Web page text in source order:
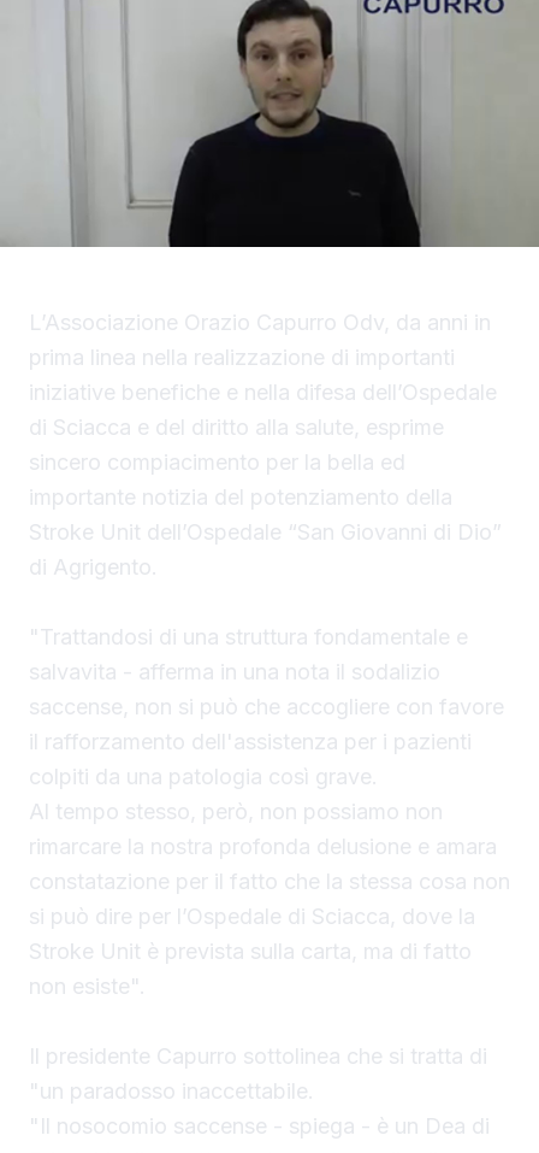
L’Associazione Orazio Capurro Odv, da anni in
prima linea nella realizzazione di importanti
iniziative benefiche e nella difesa dell’Ospedale
di Sciacca e del diritto alla salute, esprime
sincero compiacimento per la bella ed
importante notizia del potenziamento della
Stroke Unit dell’Ospedale “San Giovanni di Dio”
di Agrigento.
"Trattandosi di una struttura fondamentale e
salvavita - afferma in una nota il sodalizio
saccense, non si può che accogliere con favore
il rafforzamento dell'assistenza per i pazienti
colpiti da una patologia così grave.
Al tempo stesso, però, non possiamo non
rimarcare la nostra profonda delusione e amara
constatazione per il fatto che la stessa cosa non
si può dire per l’Ospedale di Sciacca, dove la
Stroke Unit è prevista sulla carta, ma di fatto
non esiste".
Il presidente Capurro sottolinea che si tratta di
"un paradosso inaccettabile.
"Il nosocomio saccense - spiega - è un Dea di